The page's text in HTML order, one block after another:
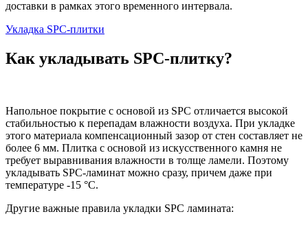
доставки в рамках этого временного интервала.
Укладка SPC-плитки
Как укладывать SPC-плитку?
Напольное покрытие с основой из SPC отличается высокой
стабильностью к перепадам влажности воздуха. При укладке
этого материала компенсационный зазор от стен составляет не
более 6 мм. Плитка с основой из искусственного камня не
требует выравнивания влажности в толще ламели. Поэтому
укладывать SPC-ламинат можно сразу, причем даже при
температуре -15 °C.
Другие важные правила укладки SPC ламината: